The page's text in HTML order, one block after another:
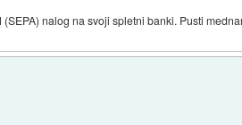
nalog na svoji spletni banki. Pusti